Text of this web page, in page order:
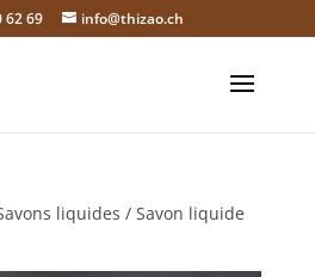
62 69 info@thizao.ch
liquides / Savon liquide